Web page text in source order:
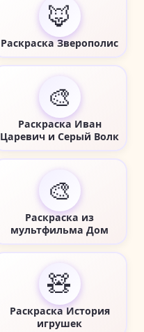
🦊
Раскраска Зверополис
🎨
Раскраска Иван
Царевич и Серый Волк
🎨
Раскраска из
мультфильма Дом
🧸
Раскраска История
игрушек